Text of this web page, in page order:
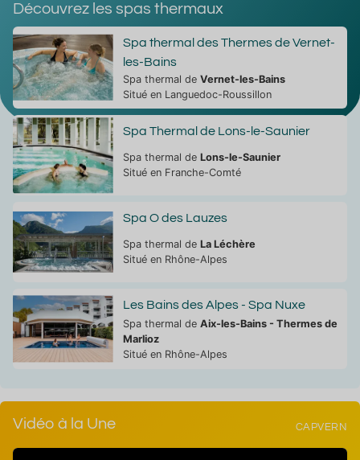
Découvrez les spas thermaux
Spa thermal des Thermes de Vernet-
les-Bains
Spa thermal de Vernet-les-Bains
Situé en Languedoc-Roussillon
Spa Thermal de Lons-le-Saunier
Spa thermal de Lons-le-Saunier
Situé en Franche-Comté
Spa O des Lauzes
Spa thermal de La Léchère
Situé en Rhône-Alpes
Les Bains des Alpes - Spa Nuxe
Spa thermal de Aix-les-Bains - Thermes de
Marlioz
Situé en Rhône-Alpes
Vidéo à la Une CAPVERN